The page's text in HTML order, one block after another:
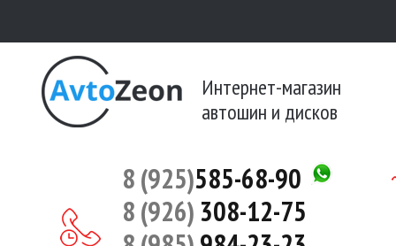
Интернет-магазин
автошин и дисков
8 (925)585-68-90
8 (926) 308-12-75